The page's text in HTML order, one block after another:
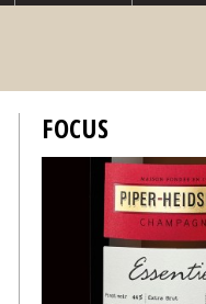
FOCUS